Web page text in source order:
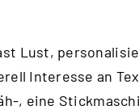
Lust,
Interesse an
, eine